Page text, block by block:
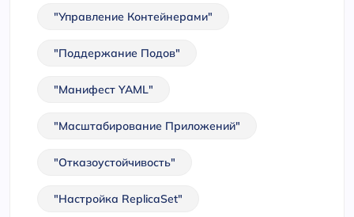
"Управление Контейнерами"
"Поддержание Подов"
"Манифест YAML"
"Масштабирование Приложений"
"Отказоустойчивость"
"Настройка ReplicaSet"